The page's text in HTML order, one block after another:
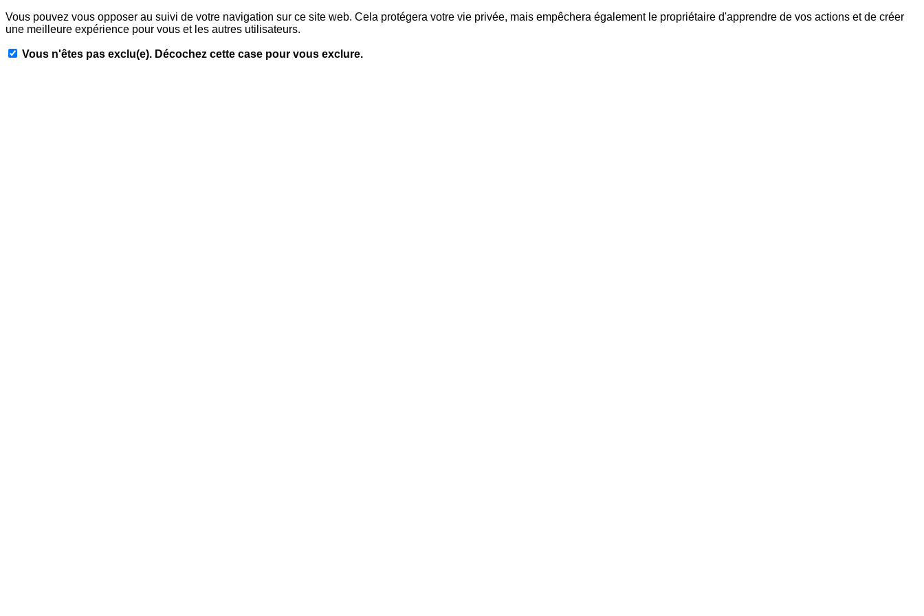
Vous pouvez vous opposer au suivi de votre navigation sur ce site web. Cela protégera votre vie privée, mais empêchera également le propriétaire d'apprendre de vos actions et de créer
une meilleure expérience pour vous et les autres utilisateurs.
Vous n'êtes pas exclu(e). Décochez cette case pour vous exclure.